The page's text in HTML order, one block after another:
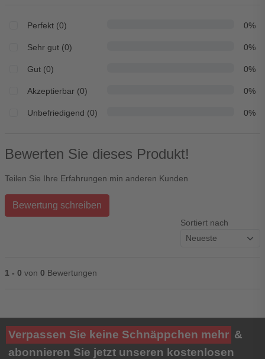
Perfekt (0) 0%
Sehr gut (0) 0%
Gut (0) 0%
Akzeptierbar (0) 0%
Unbefriedigend (0) 0%
Bewerten Sie dieses Produkt!
Teilen Sie Ihre Erfahrungen min anderen Kunden
Bewertung schreiben
Sortiert nach
1 - 0 von 0 Bewertungen
Ihre Bewertung**
★★★★★
Verpassen Sie keine Schnäppchen mehr &
abonnieren Sie jetzt unseren kostenlosen